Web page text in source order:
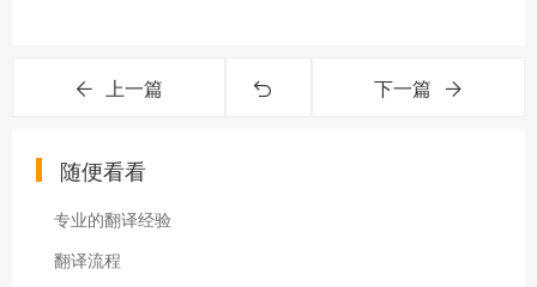
上一篇 下一篇
随便看看
专业的翻译经验
翻译流程